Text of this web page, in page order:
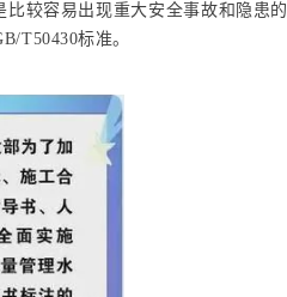
较容易出现重大安全事故和隐患的
T50430标准。